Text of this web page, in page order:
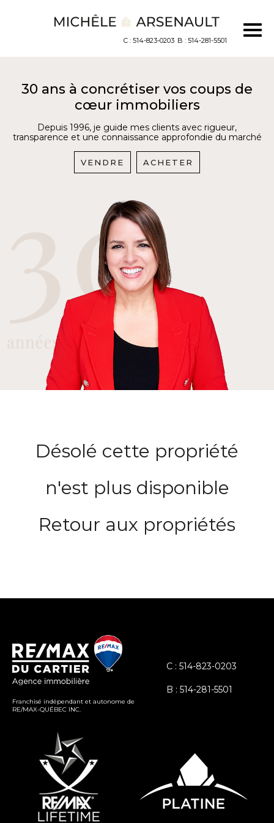
C : 514-823-0203 B : 514-281-5501
30 ans à concrétiser vos coups de
cœur immobiliers
Depuis 1996, je guide mes clients avec rigueur,
transparence et une connaissance approfondie du marché
VENDRE ACHETER
Désolé cette propriété
n'est plus disponible
Retour aux propriétés
Franchisé indépendant et autonome de
RE/MAX-QUÉBEC INC.
C : 514-823-0203
B : 514-281-5501